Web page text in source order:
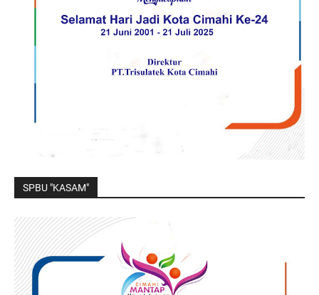
SPBU "KASAM"